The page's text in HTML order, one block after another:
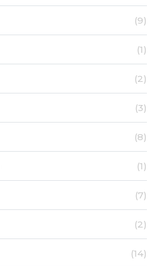
(9)
(1)
(2)
(3)
(8)
(1)
(7)
(2)
(14)